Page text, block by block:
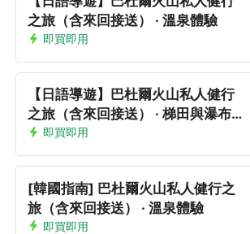
之旅（含來回接送） · 溫泉體驗
即買即用
【日語導遊】巴杜爾火山私人健行
之旅（含來回接送） · 梯田與瀑布
之旅即買即用
[韓國指南] 巴杜爾火山私人健行之
旅（含來回接送） · 溫泉體驗
即買即用